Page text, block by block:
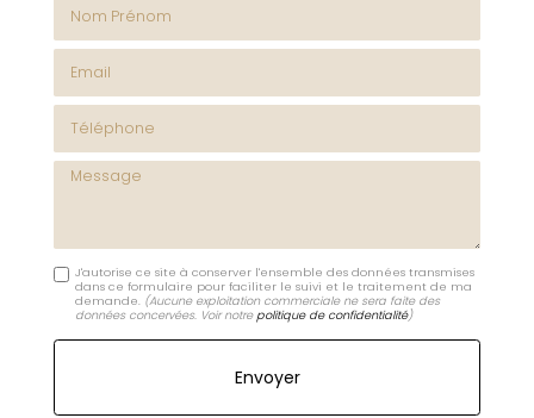
Email
Téléphone
Message
J'autorise ce site à conserver l'ensemble des données transmises
dans ce formulaire pour faciliter le suivi et le traitement de ma
demande. (Aucune exploitation commerciale ne sera faite des
données concervées. Voir notrepolitique de confidentialité)